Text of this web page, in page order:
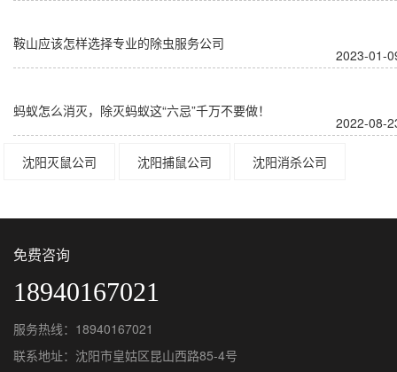
鞍山应该怎样选择专业的除虫服务公司
2023-01-
蚂蚁怎么消灭，除灭蚂蚁这“六忌”千万不要做！
2022-08-
沈阳灭鼠公司 沈阳捕鼠公司 沈阳消杀公司
免费咨询
18940167021
服务热线：18940167021
联系地址：沈阳市皇姑区昆山西路85-4号